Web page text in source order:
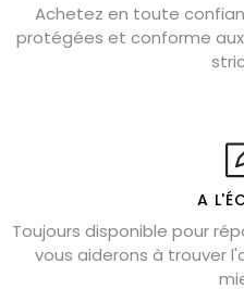
Cornaline : propriétés
Capricorne : quelles
Shungite : purification et
Bagues en labradorite
Lapis lazuli : propriétés et
Achetez en toute
protégées et conforme
A
Toujours disponible pour
vous aiderons à trouver